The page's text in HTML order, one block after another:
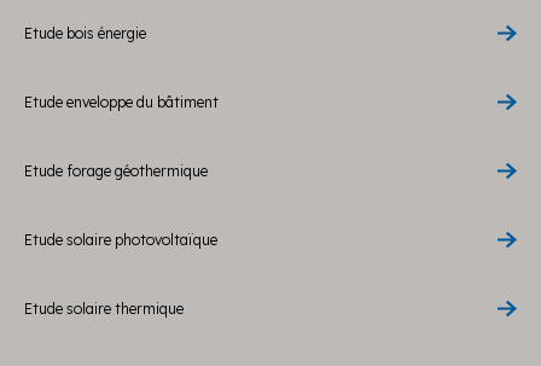
Etude bois énergie
Etude enveloppe du bâtiment
Etude forage géothermique
Etude solaire photovoltaïque
Etude solaire thermique